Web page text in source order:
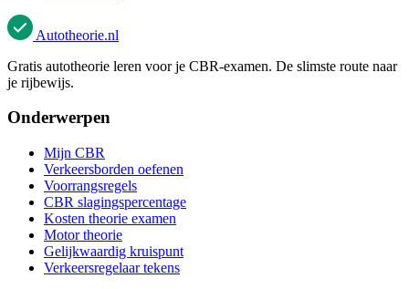
Autotheorie.nl
Gratis autotheorie leren voor je CBR-examen. De slimste route naar
je rijbewijs.
Onderwerpen
Mijn CBR
Verkeersborden oefenen
Voorrangsregels
CBR slagingspercentage
Kosten theorie examen
Motor theorie
Gelijkwaardig kruispunt
Verkeersregelaar tekens